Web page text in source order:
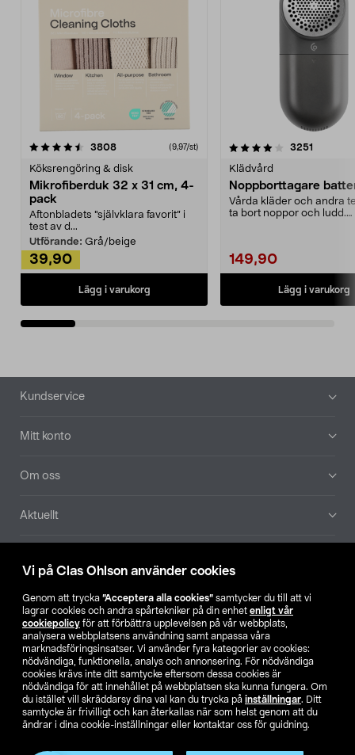
Vi på Clas Ohlson använder cookies
Genom att trycka ”Acceptera alla cookies” samtycker du till att vi
lagrar cookies och andra spårtekniker på din enhet enligt vår
cookiepolicy för att förbättra upplevelsen på vår webbplats,
analysera webbplatsens användning samt anpassa våra
marknadsföringsinsatser. Vi använder fyra kategorier av cookies:
nödvändiga, funktionella, analys och annonsering. För nödvändiga
cookies krävs inte ditt samtycke eftersom dessa cookies är
nödvändiga för att innehållet på webbplatsen ska kunna fungera. Om
du istället vill skräddarsy dina val kan du trycka på inställningar. Ditt
samtycke är frivilligt och kan återkallas när som helst genom att du
ändrar i dina cookie-inställningar eller kontaktar oss för guidning.
3808recensioner (9,97/st)
Köksrengöring & disk
Mikrofiberduk 32 x 31 cm, 4-
pack
Aftonbladets "självklara favorit” i
test av d...
Utförande: Grå/beige
39,90
Lägg i varukorg
4.0av 5 stjärnor 3251
Klädvård
Noppborttagare
Vårda kläder och andra
ta bort noppor och ludd.
149,90
Lägg i varukorg
4.5av 5 stjärnor
Sidfot
Kundservice
Mitt konto
Om oss
Aktuellt
Hitta butik
SE NO FI